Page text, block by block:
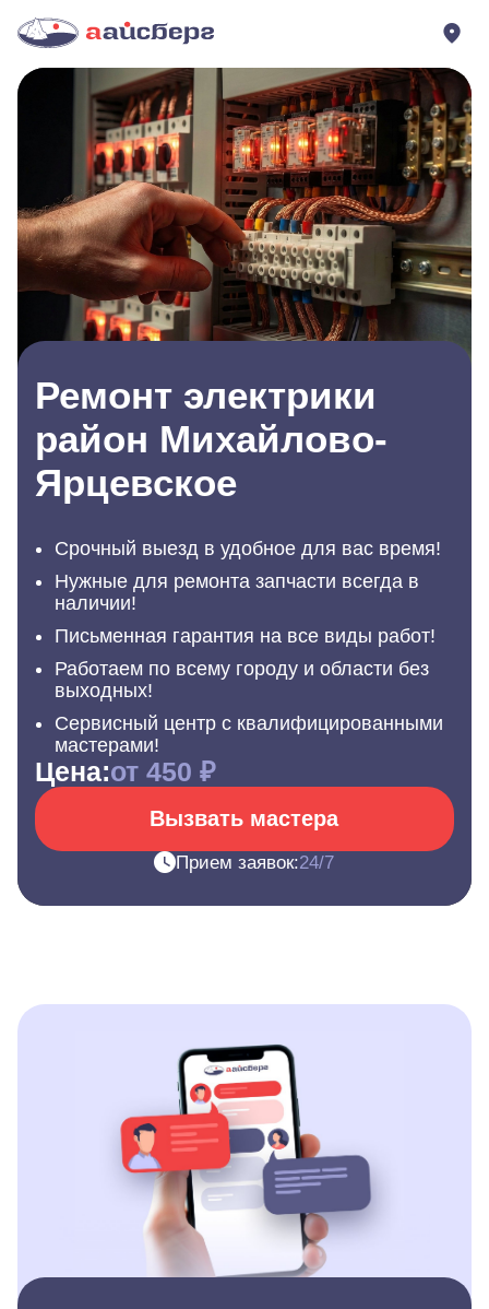
Ремонт электрики
район Михайлово-
Ярцевское
Срочный выезд в удобное для вас время!
Нужные для ремонта запчасти всегда в
наличии!
Письменная гарантия на все виды работ!
Работаем по всему городу и области без
выходных!
Сервисный центр с квалифицированными
мастерами!
Цена:от 450 ₽
Вызвать мастера
Прием заявок:24/7